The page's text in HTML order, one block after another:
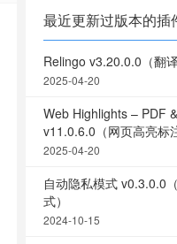
最近更新过版本的插
Relingo v3.20.0.0（翻译
2025-04-20
Web Highlights – PDF
v11.0.6.0（网页高亮标
2025-04-20
自动隐私模式 v0.3.0.0
式）
2024-10-15